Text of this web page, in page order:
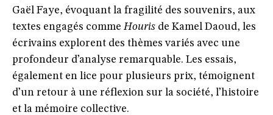
Gaël Faye, évoquant la fragilité des souvenirs, aux
textes engagés commeHouris de Kamel Daoud, les
écrivains explorent des thèmes variés avec une
profondeur d’analyse remarquable. Les essais,
également en lice pour plusieurs prix, témoignent
d’un retour à une réflexion sur la société, l’histoire
et la mémoire collective.